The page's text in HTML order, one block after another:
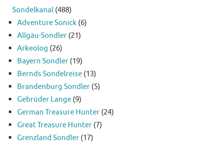
Sondelkanal (488)
Adventure Sonick (6)
Allgäu-Sondler (21)
Arkeolog (26)
Bayern Sondler (19)
Bernds Sondelreise (13)
Brandenburg Sondler (5)
Gebrüder Lange (9)
German Treasure Hunter (24)
Great Treasure Hunter (7)
Grenzland Sondler (17)